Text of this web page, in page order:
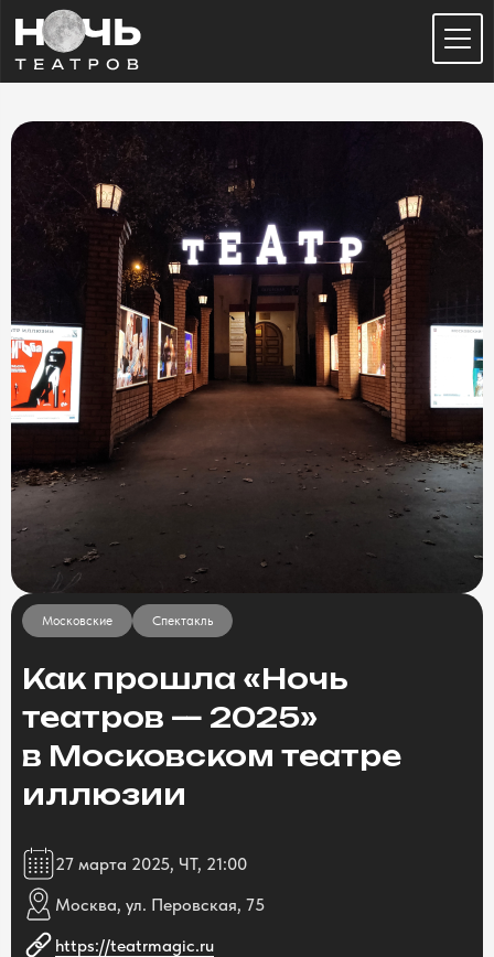
Московские Спектакль
Как прошла «Ночь
театров — 2025»
в Московском театре
иллюзии
27 марта 2025, ЧТ, 21:00
Москва, ул. Перовская, 75
https://teatrmagic.ru